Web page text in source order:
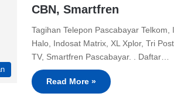
CBN, Smartfren
Tagihan Telepon Pascabayar Telkom,
Halo, Indosat Matrix, XL Xplor, Tri
TV, Smartfren Pascabayar. . Daftar…
Read More »